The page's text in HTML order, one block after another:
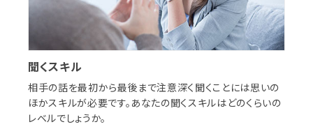
聞くスキル
相手の話を最初から最後まで注意深く聞くことには思いの
ほかスキルが必要です。あなたの聞くスキルはどのくらいの
レベルでしょうか。